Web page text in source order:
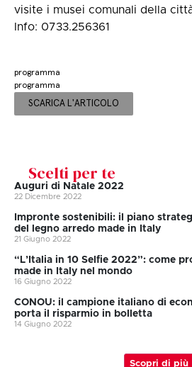
visite i musei comunali della
Info: 0733.256361
programma
programma
SCARICA L'ARTICOLO
Scelti per te
Auguri di Natale 2022
22 Dicembre 2022
Impronte sostenibili: il piano
del legno arredo made in Italy
21 Giugno 2022
“L’Italia in 10 Selfie 2022”: come
made in Italy nel mondo
16 Giugno 2022
CONOU: il campione italiano di
porta il risparmio in bolletta
14 Giugno 2022
Scopri di più